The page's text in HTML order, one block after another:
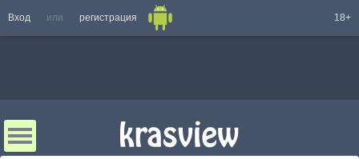
Вход или регистрация 18+